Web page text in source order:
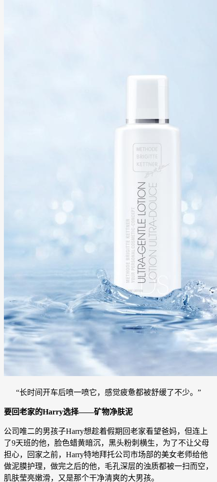
“长时间开车后喷一喷它，感觉疲惫都被舒缓了不少。”
要回老家的Harry选择——矿物净肤泥
公司唯二的男孩子Harry想趁着假期回老家看望爸妈，但连上
了9天班的他，脸色蜡黄暗沉，黑头粉刺横生，为了不让父母
担心，回家之前，Harry特地拜托公司市场部的美女老师给他
做泥膜护理，做完之后的他，毛孔深层的浊质都被一扫而空，
肌肤莹亮嫩滑，又是那个干净清爽的大男孩。